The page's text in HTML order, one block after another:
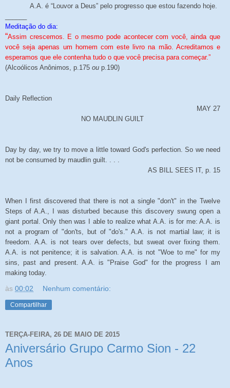
A.A. é “Louvor a Deus” pelo progresso que estou fazendo hoje.
Meditação do dia:
“Assim crescemos. E o mesmo pode acontecer com você, ainda que
você seja apenas um homem com este livro na mão. Acreditamos e
esperamos que ele contenha tudo o que você precisa para começar.”
(Alcoólicos Anônimos, p.175 ou p.190)
Daily Reflection
MAY 27
NO MAUDLIN GUILT
Day by day, we try to move a little toward God's perfection. So we need
not be consumed by maudlin guilt. . . .
AS BILL SEES IT, p. 15
When I first discovered that there is not a single "don't" in the Twelve
Steps of A.A., I was disturbed because this discovery swung open a
giant portal. Only then was I able to realize what A.A. is for me: A.A. is
not a program of "don'ts, but of "do's." A.A. is not martial law; it is
freedom. A.A. is not tears over defects, but sweat over fixing them.
A.A. is not penitence; it is salvation. A.A. is not "Woe to me" for my
sins, past and present. A.A. is "Praise God" for the progress I am
making today.
às 00:02 Nenhum comentário:
Compartilhar
TERÇA-FEIRA, 26 DE MAIO DE 2015
Aniversário Grupo Carmo Sion - 22
Anos